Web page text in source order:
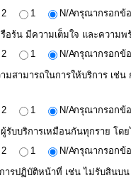
2 1 N/Aกรุณากรอกข้
รือร้น มีความเต็มใจ และความ
2 1 N/Aกรุณากรอกข้
มสามารถในการให้บริการ เช่
2 1 N/Aกรุณากรอกข้
รับบริการเหมือนกันทุกราย โด
2 1 N/Aกรุณากรอกข้
ารปฏิบัติหน้าที่ เช่น ไม่รับสินบ